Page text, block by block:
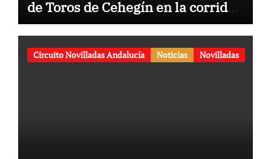
de Toros de Cehegín en la corrida
conmemorativa de su 125
aniversario
Circuito Novilladas Andalucía Noticias Novilladas